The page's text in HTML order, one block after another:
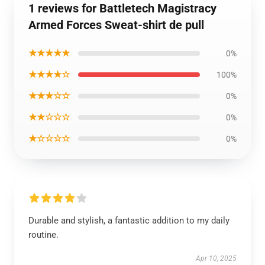
1 reviews for Battletech Magistracy
Armed Forces Sweat-shirt de pull
★★★★★ 0%
★★★★☆ 100%
★★★☆☆ 0%
★★☆☆☆ 0%
★☆☆☆☆ 0%
Durable and stylish, a fantastic addition to my daily
routine.
Apr 10, 2025